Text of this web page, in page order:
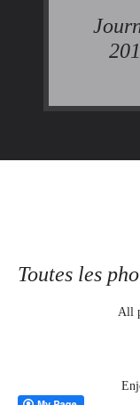
Toutes les
All